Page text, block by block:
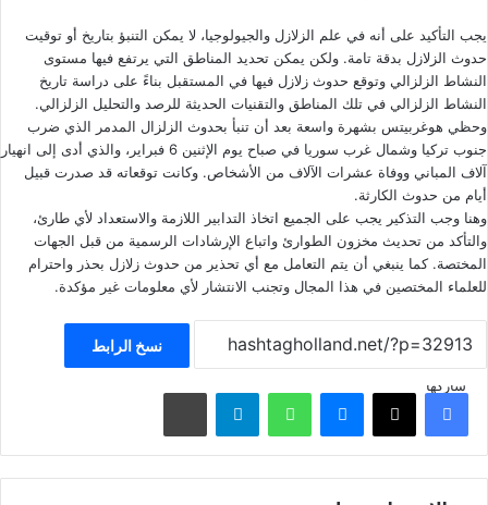
يجب التأكيد على أنه في علم الزلازل والجيولوجيا، لا يمكن التنبؤ بتاريخ أو توقيت
حدوث الزلازل بدقة تامة. ولكن يمكن تحديد المناطق التي يرتفع فيها مستوى
النشاط الزلزالي وتوقع حدوث زلازل فيها في المستقبل بناءً على دراسة تاريخ
النشاط الزلزالي في تلك المناطق والتقنيات الحديثة للرصد والتحليل الزلزالي.
وحظي هوغربيتس بشهرة واسعة بعد أن تنبأ بحدوث الزلزال المدمر الذي ضرب
جنوب تركيا وشمال غرب سوريا
في صباح يوم الإثنين 6 فبراير، والذي أدى إلى انهيار
آلاف المباني ووفاة عشرات الآلاف من الأشخاص. وكانت توقعاته قد صدرت قبيل
أيام من حدوث الكارثة.
وهنا وجب التذكير يجب على الجميع اتخاذ التدابير اللازمة والاستعداد لأي طارئ،
والتأكد من تحديث مخزون الطوارئ واتباع الإرشادات الرسمية من قبل الجهات
المختصة. كما ينبغي أن يتم التعامل مع أي تحذير من حدوث زلازل بحذر واحترام
للعلماء المختصين في هذا المجال وتجنب الانتشار لأي معلومات غير مؤكدة.
نسخ الرابط
شاركهافيسبوك ‫X ماسنجر واتساب تيلقرام مشاركة عبر البريد